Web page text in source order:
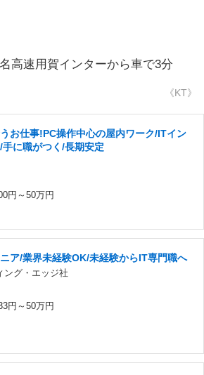
高速用賀インターから車で3分
《KT》
お仕事!PC操作中心の屋内ワーク/ITイン
に職がつく/長期安定
円～50万円
ア/業界未経験OK/未経験からIT専門職へ
ング・エッジ社
円～50万円